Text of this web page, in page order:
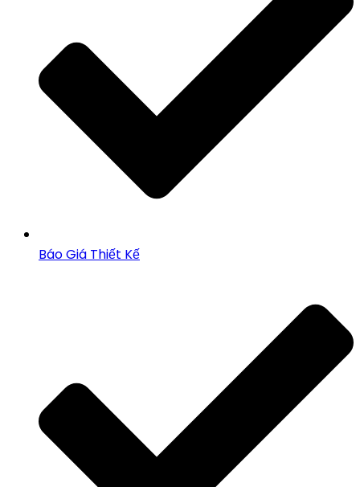
Báo Giá Thiết Kế